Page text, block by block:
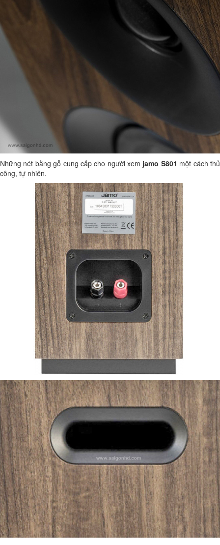
Những nét bằng gỗ cung cấp cho người xem jamo S801 một cách thủ
công, tự nhiên.